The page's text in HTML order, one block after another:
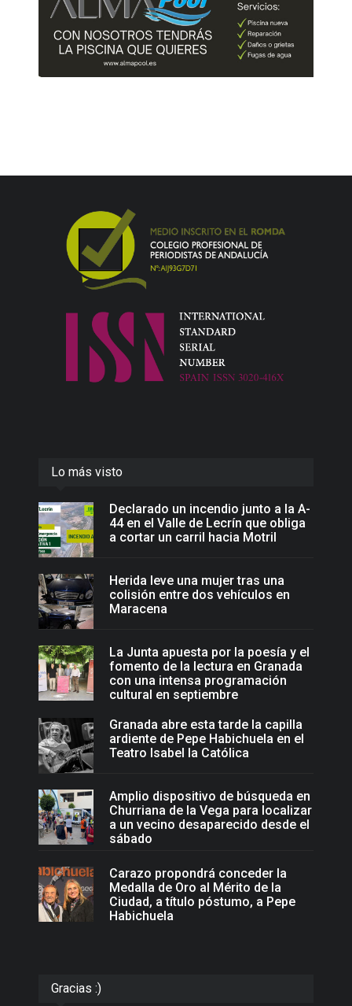
Lo más visto
Declarado un incendio junto a la A-
44 en el Valle de Lecrín que obliga
a cortar un carril hacia Motril
Herida leve una mujer tras una
colisión entre dos vehículos en
Maracena
La Junta apuesta por la poesía y el
fomento de la lectura en Granada
con una intensa programación
cultural en septiembre
Granada abre esta tarde la capilla
ardiente de Pepe Habichuela en el
Teatro Isabel la Católica
Amplio dispositivo de búsqueda en
Churriana de la Vega para localizar
a un vecino desaparecido desde el
sábado
Carazo propondrá conceder la
Medalla de Oro al Mérito de la
Ciudad, a título póstumo, a Pepe
Habichuela
Gracias :)